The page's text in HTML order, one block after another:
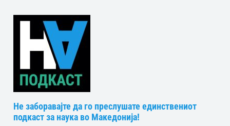
Не заборавајте да го преслушате единствениот
подкаст за наука во Македонија!